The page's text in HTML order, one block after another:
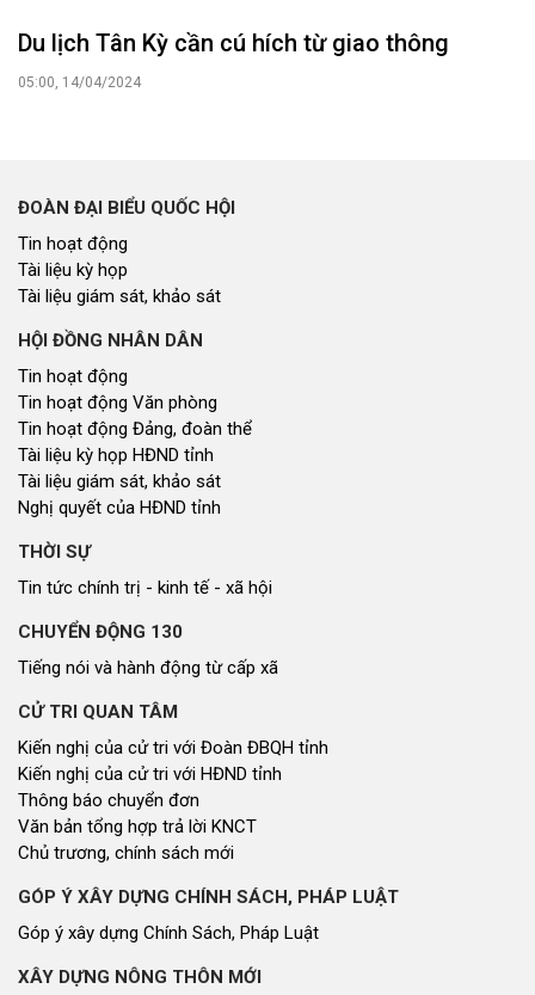
Du lịch Tân Kỳ cần cú hích từ giao thông
05:00, 14/04/2024
ĐOÀN ĐẠI BIỂU QUỐC HỘI
Tin hoạt động
Tài liệu kỳ họp
Tài liệu giám sát, khảo sát
HỘI ĐỒNG NHÂN DÂN
Tin hoạt động
Tin hoạt động Văn phòng
Tin hoạt động Đảng, đoàn thể
Tài liệu kỳ họp HĐND tỉnh
Tài liệu giám sát, khảo sát
Nghị quyết của HĐND tỉnh
THỜI SỰ
Tin tức chính trị - kinh tế - xã hội
CHUYỂN ĐỘNG 130
Tiếng nói và hành động từ cấp xã
CỬ TRI QUAN TÂM
Kiến nghị của cử tri với Đoàn ĐBQH tỉnh
Kiến nghị của cử tri với HĐND tỉnh
Thông báo chuyển đơn
Văn bản tổng hợp trả lời KNCT
Chủ trương, chính sách mới
GÓP Ý XÂY DỰNG CHÍNH SÁCH, PHÁP LUẬT
Góp ý xây dựng Chính Sách, Pháp Luật
XÂY DỰNG NÔNG THÔN MỚI